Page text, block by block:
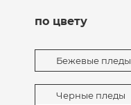
по цвету
Бежевые пледы
Черные пледы